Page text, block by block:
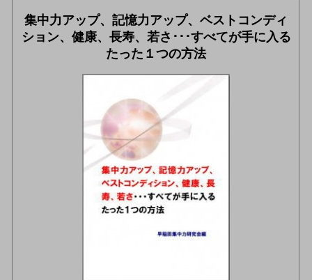
集中力アップ、記憶力アップ、ベストコンディ
ション、健康、長寿、若さ･･･すべてが手に入る
たった１つの方法